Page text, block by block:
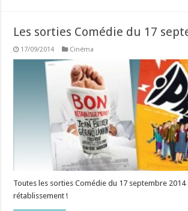
Les sorties Comédie du 17
17/09/2014 Cinéma
Toutes les sorties Comédie du 17 septembre 2014
rétablissement !